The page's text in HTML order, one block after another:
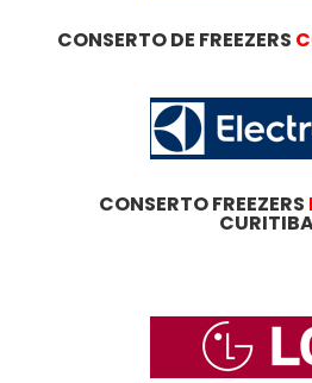
CONSERTO DE FREEZERS
CONSERTO FREEZERS